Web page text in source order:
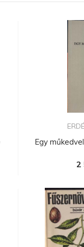
Egy
2